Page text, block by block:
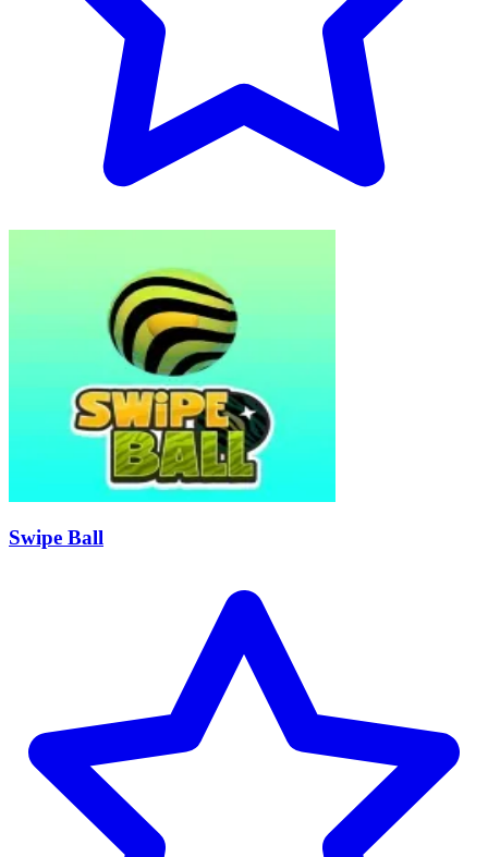
Swipe Ball